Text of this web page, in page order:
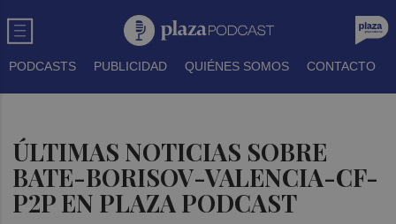
PODCASTS PUBLICIDAD QUIÉNES SOMOS CONTACTO
ÚLTIMAS NOTICIAS SOBRE
BATE-BORISOV-VALENCIA-CF-
P2P EN PLAZA PODCAST